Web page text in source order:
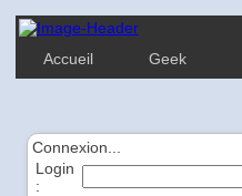
Accueil Geek
Connexion...
Login
: